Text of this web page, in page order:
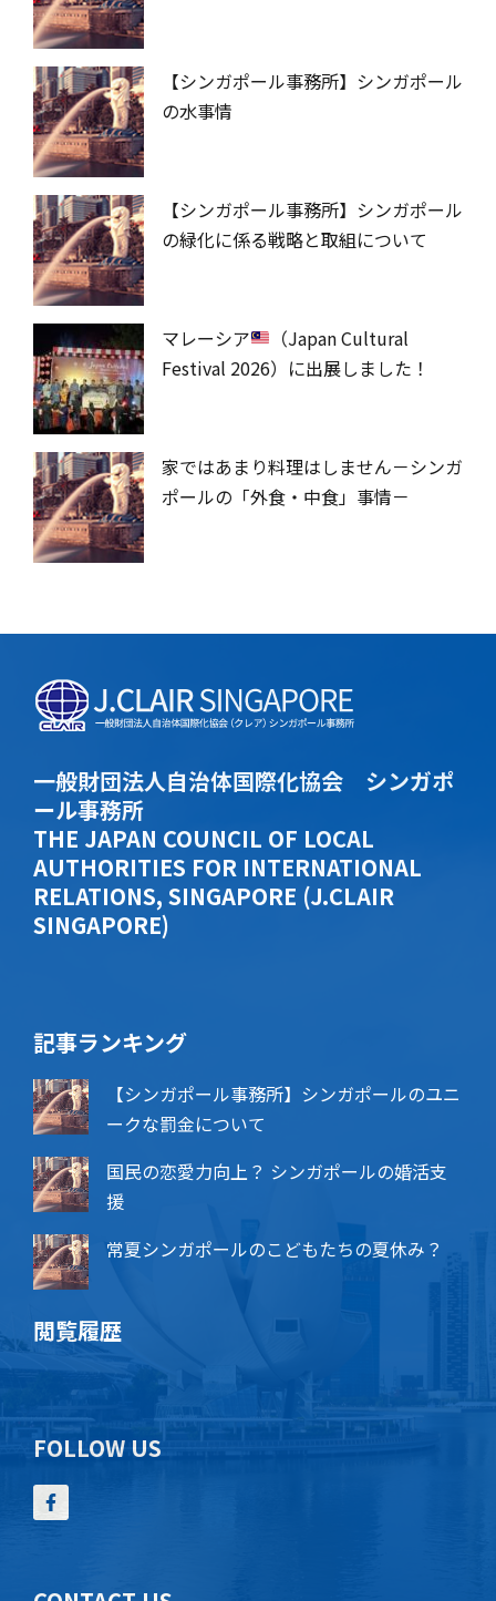
【シンガポール事務所】シンガポール
の水事情
【シンガポール事務所】シンガポール
の緑化に係る戦略と取組について
マレーシア
（Japan Cultural
Festival 2026）に出展しました！
家ではあまり料理はしません－シンガ
ポールの「外食・中食」事情－
一般財団法人自治体国際化協会 シンガポ
ール事務所
THE JAPAN COUNCIL OF LOCAL
AUTHORITIES FOR INTERNATIONAL
RELATIONS, SINGAPORE (J.CLAIR
SINGAPORE)
記事ランキング
【シンガポール事務所】シンガポールのユニ
ークな罰金について
国民の恋愛力向上？ シンガポールの婚活支
援
常夏シンガポールのこどもたちの夏休み？
閲覧履歴
FOLLOW US